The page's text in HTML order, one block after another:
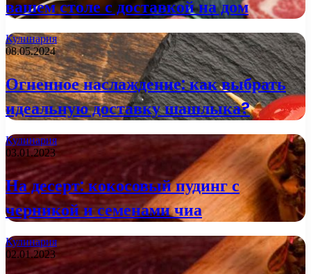
вашем столе с доставкой на дом
Кулинария
08.05.2024
Огненное наслаждение: как выбрать
идеальную доставку шашлыка?
Кулинария
03.01.2023
На десерт: кокосовый пудинг с
черникой и семенами чиа
Кулинария
02.01.2023